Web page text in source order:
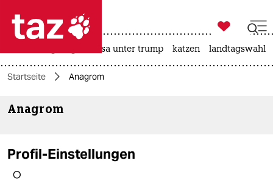
 taz zahl ich
themen

taz zahl ich
usa unter trump katzen landtagswahl
Startseite Anagrom
Anagrom
Profil-Einstellungen